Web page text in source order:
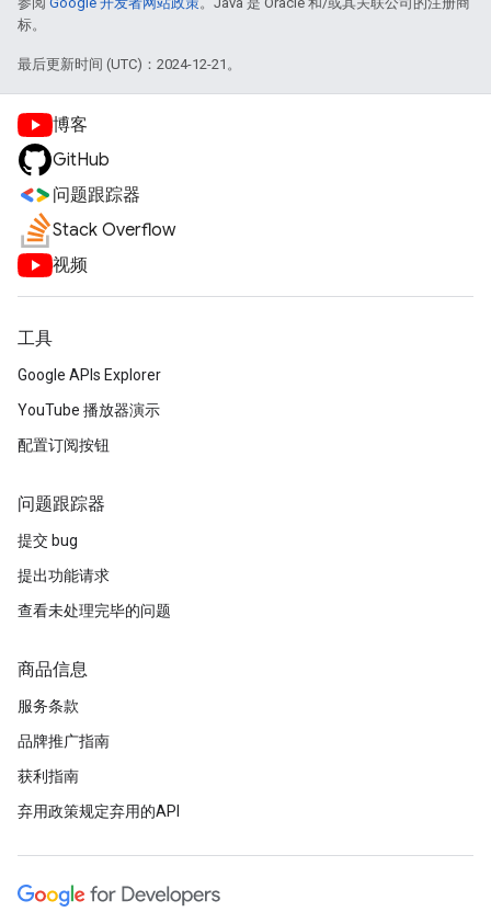
标。
最后更新时间 (UTC)：2024-12-21。
博客
GitHub
问题跟踪器
Stack Overflow
视频
工具
Google APIs Explorer
YouTube 播放器演示
配置订阅按钮
问题跟踪器
提交 bug
提出功能请求
查看未处理完毕的问题
商品信息
服务条款
品牌推广指南
获利指南
弃用政策规定弃用的API